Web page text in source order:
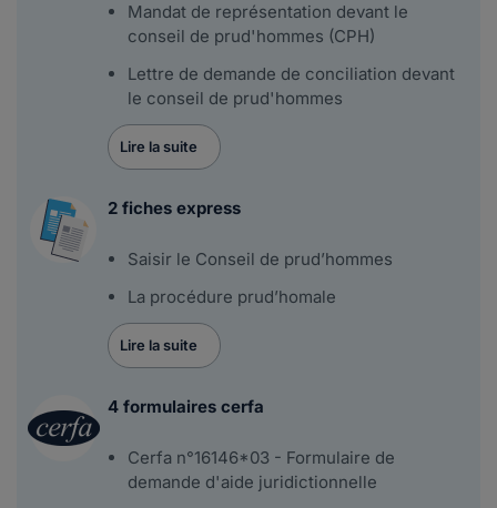
Mandat de représentation devant le
conseil de prud'hommes (CPH)
Lettre de demande de conciliation devant
le conseil de prud'hommes
Lire la suite
2 fiches express
Saisir le Conseil de prud’hommes
La procédure prud’homale
Lire la suite
4 formulaires cerfa
Cerfa n°16146*03 - Formulaire de
demande d'aide juridictionnelle